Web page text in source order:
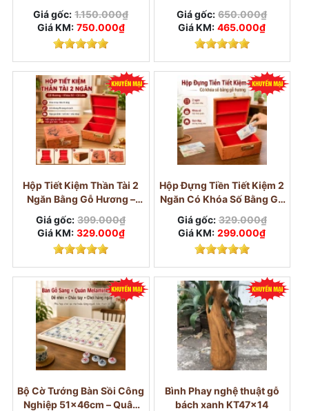
Giá gốc: 1.150.000₫
Giá KM: 750.000₫
Giá gốc: 650.000₫
Giá KM: 465.000₫
Hộp Tiết Kiệm Thần Tài 2
Ngăn Bằng Gỗ Hương –
Khóa Số Cỡ Lớn
Giá gốc: 399.000₫
Giá KM: 329.000₫
Hộp Đựng Tiền Tiết Kiệm 2
Ngăn Có Khóa Số Bằng Gỗ
Hương
Giá gốc: 329.000₫
Giá KM: 299.000₫
Bộ Cờ Tướng Bàn Sồi Công
Nghiệp 51×46cm – Quân
Bình Phay nghệ thuật gỗ
bách xanh KT47x14